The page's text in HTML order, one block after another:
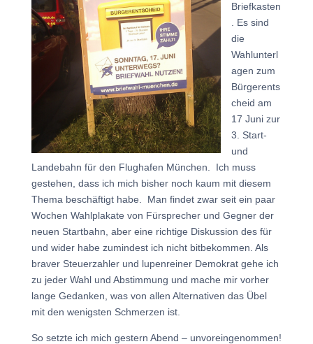
Briefkasten
. Es sind
die
Wahlunterl
agen zum
Bürgerents
cheid am
17 Juni zur
3. Start-
und
Landebahn für den Flughafen München. Ich muss
gestehen, dass ich mich bisher noch kaum mit diesem
Thema beschäftigt habe. Man findet zwar seit ein paar
Wochen Wahlplakate von Fürsprecher und Gegner der
neuen Startbahn, aber eine richtige Diskussion des für
und wider habe zumindest ich nicht bitbekommen. Als
braver Steuerzahler und lupenreiner Demokrat gehe ich
zu jeder Wahl und Abstimmung und mache mir vorher
lange Gedanken, was von allen Alternativen das Übel
mit den wenigsten Schmerzen ist.
So setzte ich mich gestern Abend – unvoreingenommen!